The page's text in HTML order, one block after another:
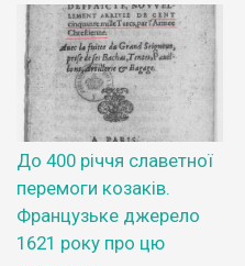
До 400 річчя славетної
перемоги козаків.
Французьке джерело
1621 року про цю